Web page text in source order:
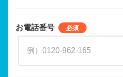
お電話番号